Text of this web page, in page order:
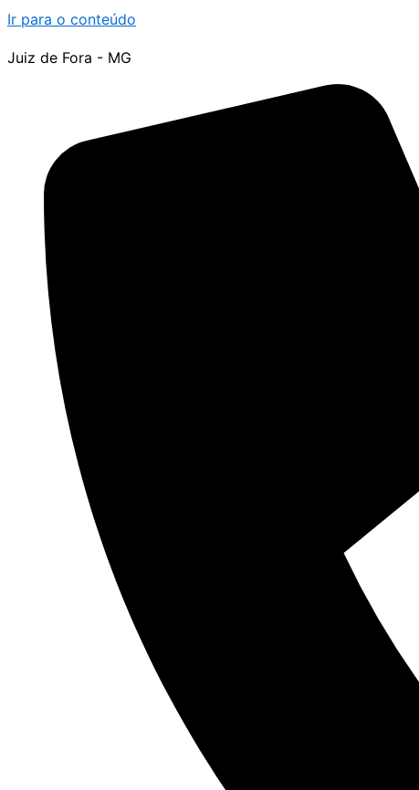
Ir para o conteúdo
Juiz de Fora - MG